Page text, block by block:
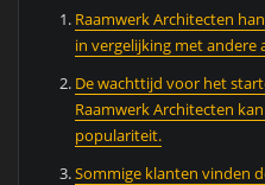
Raamwerk Architecten
in vergelijking met andere
De wachttijd voor het
Raamwerk Architecten
populariteit.
Sommige klanten vinden